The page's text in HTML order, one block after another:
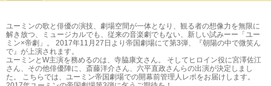
ユーミンの歌と俳優の演技、劇場空間が一体となり、観る者の想像力を無限に
解き放つ、ミュージカルでも、従来の音楽劇でもない、新しい試みーー「ユー
ミン×帝劇」。 2017年11月27日より帝国劇場にて第3弾、『朝陽の中で微笑ん
で』が上演されます。
ユーミンとW主演を務めるのは、寺脇康文さん。 そしてヒロイン役に宮澤佐江
さん、その他俳優陣に、斎藤洋介さん、六平直政さんらの出演が決定しまし
た。 こちらでは、ユーミン帝国劇場での開幕前管理人レポをお届けします。